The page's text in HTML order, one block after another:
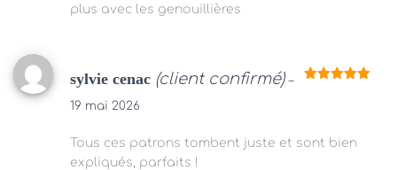
plus avec les genouillières
sylvie cenac (client confirmé) –
19 mai 2026
Tous ces patrons tombent juste et sont bien
expliqués, parfaits !